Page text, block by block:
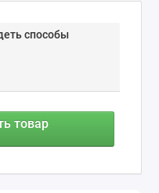
способы
товар